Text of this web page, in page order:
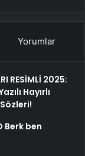
Yorumlar
RESİMLİ 2025:
Hayırlı
Berk ben